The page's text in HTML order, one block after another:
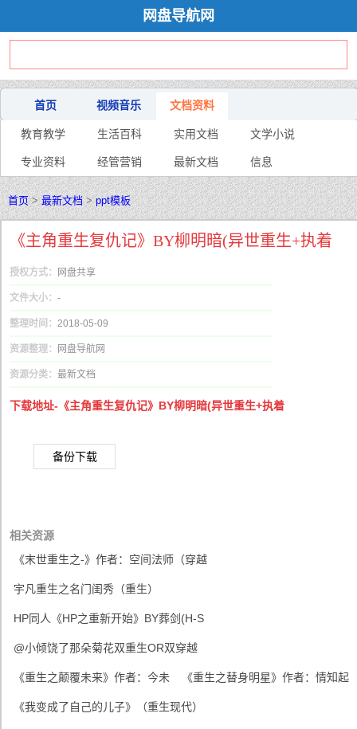
网盘导航网
首页 视频音乐 文档资料
教育教学 生活百科 实用文档 文学小说
专业资料 经管营销 最新文档 信息
首页>最新文档>ppt模板
《主角重生复仇记》BY柳明暗(异世重生+执着
授权方式： 网盘共享
文件大小： -
整理时间： 2018-05-09
资源整理： 网盘导航网
资源分类： 最新文档
下载地址-《主角重生复仇记》BY柳明暗(异世重生+执着
备份下载
相关资源
《末世重生之-》作者：空间法师（穿越
宇凡重生之名门闺秀（重生）
HP同人《HP之重新开始》BY葬剑(H-S
@小倾饶了那朵菊花双重生OR双穿越
《重生之颠覆未来》作者：今未 《重生之替身明星》作者：情知起
《我变成了自己的儿子》（重生现代）